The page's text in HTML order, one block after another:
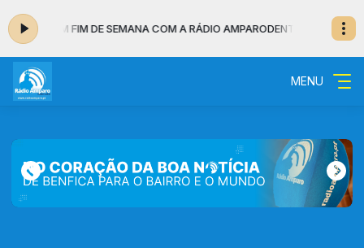
FIM DE SEMANA COM A RÁDIO AMPARODENTRO DA NOITE -
MENU